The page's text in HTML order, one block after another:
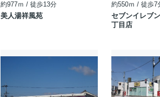
約977ｍ / 徒歩13分
美人湯祥風苑
約550ｍ / 徒歩7
セブンイレブ
丁目店